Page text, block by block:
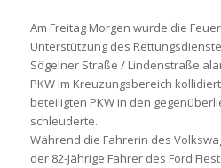
Am Freitag Morgen wurde die
Unterstützung des
Sögelner Straße / Lindenstraße
PKW im Kreuzungsbereich
beteiligten PKW in den
schleuderte.
Während die Fahrerin des
der 82-Jährige Fahrer des Ford